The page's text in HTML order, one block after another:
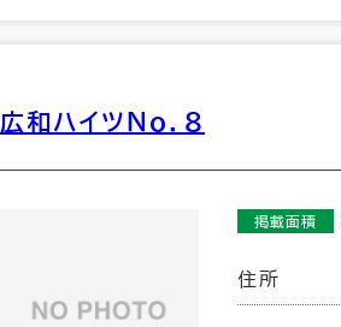
広和ハイツＮｏ．８
掲載面積
住所
清田区(1)